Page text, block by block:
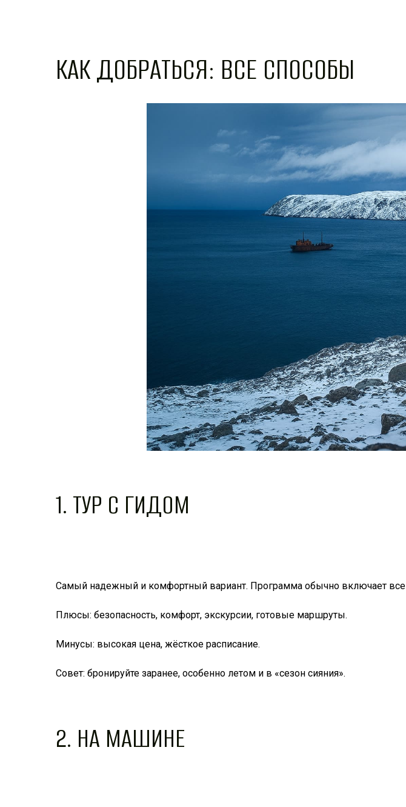
КАК ДОБРАТЬСЯ: ВСЕ СПОСОБЫ
1. ТУР С ГИДОМ
Самый надежный и комфортный вариант. Программа обычно включает все
Плюсы: безопасность, комфорт, экскурсии, готовые маршруты.
Минусы: высокая цена, жёсткое расписание.
Совет: бронируйте заранее, особенно летом и в «сезон сияния».
2. НА МАШИНЕ